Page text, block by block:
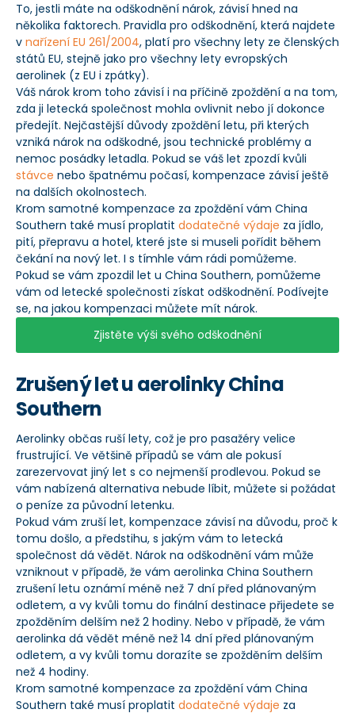
To, jestli máte na odškodnění nárok, závisí hned na
několika faktorech. Pravidla pro odškodnění, která najdete
v nařízení EU 261/2004, platí pro všechny lety ze členských
států EU, stejně jako pro všechny lety evropských
aerolinek (z EU i zpátky).
Váš nárok krom toho závisí i na příčině zpoždění a na tom,
zda ji letecká společnost mohla ovlivnit nebo jí dokonce
předejít. Nejčastější důvody zpoždění letu, při kterých
vzniká nárok na odškodné, jsou technické problémy a
nemoc posádky letadla. Pokud se váš let zpozdí kvůli
stávce nebo špatnému počasí, kompenzace závisí ještě
na dalších okolnostech.
Krom samotné kompenzace za zpoždění vám China
Southern také musí proplatit dodatečné výdaje za jídlo,
pití, přepravu a hotel, které jste si museli pořídit během
čekání na nový let. I s tímhle vám rádi pomůžeme.
Pokud se vám zpozdil let u China Southern, pomůžeme
vám od letecké společnosti získat odškodnění. Podívejte
se, na jakou kompenzaci můžete mít nárok.
Zjistěte výši svého odškodnění
Zrušený let u aerolinky China
Southern
Aerolinky občas ruší lety, což je pro pasažéry velice
frustrující. Ve většině případů se vám ale pokusí
zarezervovat jiný let s co nejmenší prodlevou. Pokud se
vám nabízená alternativa nebude líbit, můžete si požádat
o peníze za původní letenku.
Pokud vám zruší let, kompenzace závisí na důvodu, proč k
tomu došlo, a předstihu, s jakým vám to letecká
společnost dá vědět. Nárok na odškodnění vám může
vzniknout v případě, že vám aerolinka China Southern
zrušení letu oznámí méně než 7 dní před plánovaným
odletem, a vy kvůli tomu do finální destinace přijedete se
zpožděním delším než 2 hodiny. Nebo v případě, že vám
aerolinka dá vědět méně než 14 dní před plánovaným
odletem, a vy kvůli tomu dorazíte se zpožděním delším
než 4 hodiny.
Krom samotné kompenzace za zpoždění vám China
Southern také musí proplatit dodatečné výdaje za